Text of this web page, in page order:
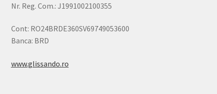
Nr. Reg. Com.: J1991002100355
Cont: RO24BRDE360SV69749053600
Banca: BRD
www.glissando.ro